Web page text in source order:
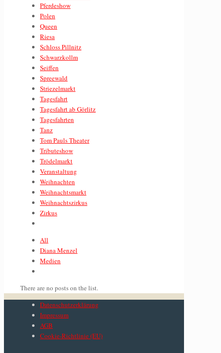
Pferdeshow
Polen
Queen
Riesa
Schloss Pillnitz
Schwarzkollm
Seiffen
Spreewald
Striezelmarkt
Tagesfahrt
Tagesfahrt ab Görlitz
Tagesfahrten
Tanz
Tom Pauls Theater
Tributeshow
Trödelmarkt
Veranstaltung
Weihnachten
Weihnachtsmarkt
Weihnachtszirkus
Zirkus
All
Diana Menzel
Medien
There are no posts on the list.
Datenschutzerklärung
Impressum
AGB
Cookie-Richtlinie (EU)